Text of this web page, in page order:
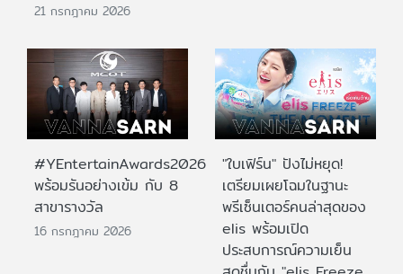
21 กรกฎาคม 2026
#YEntertainAwards2026
พร้อมรันอย่างเข้ม กับ 8
สาขารางวัล
16 กรกฎาคม 2026
"ใบเฟิร์น" ปังไม่หยุด!
เตรียมเผยโฉมในฐานะ
พรีเซ็นเตอร์คนล่าสุดของ
elis พร้อมเปิด
ประสบการณ์ความเย็น